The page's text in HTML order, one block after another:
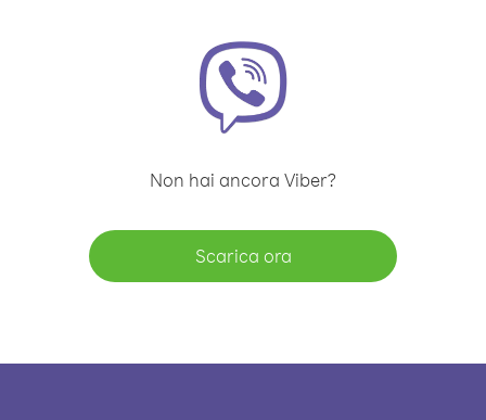
Non hai ancora Viber?
Scarica ora